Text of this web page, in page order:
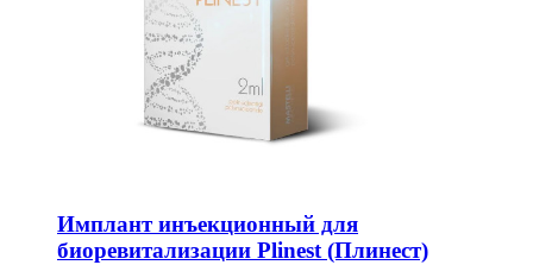
Имплант инъекционный для
биоревитализации Plinest (Плинест)